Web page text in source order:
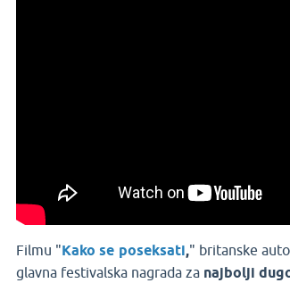
Filmu "Kako se poseksati," britanske
glavna festivalska nagrada za najbolji